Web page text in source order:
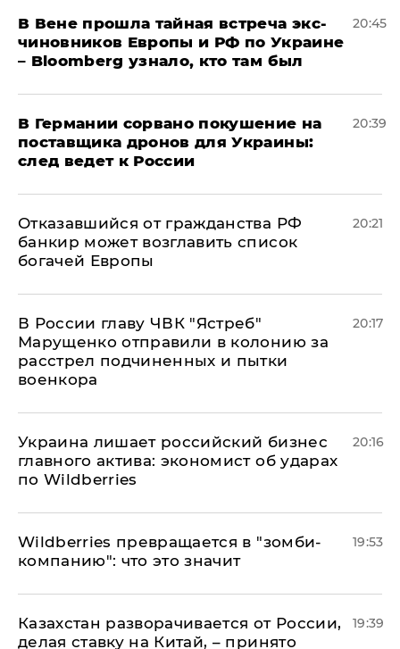
В Вене прошла тайная встреча экс-
чиновников Европы и РФ по Украине
– Bloomberg узнало, кто там был
20:45
​В Германии сорвано покушение на
поставщика дронов для Украины:
след ведет к России
20:39
Отказавшийся от гражданства РФ
банкир может возглавить список
богачей Европы
20:21
В России главу ЧВК "Ястреб"
Марущенко отправили в колонию за
расстрел подчиненных и пытки
военкора
20:17
​Украина лишает российский бизнес
главного актива: экономист об ударах
по Wildberries
20:16
Wildberries превращается в "зомби-
компанию": что это значит
19:53
Казахстан разворачивается от России,
делая ставку на Китай, – принято
19:39